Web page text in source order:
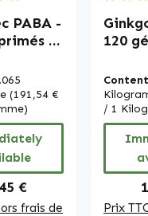
of 5 out of 5 stars
PABA -
-
etc.
la
etc. |
(191,54 €
price:
€
frais de
120
avec
/ 1
Prix